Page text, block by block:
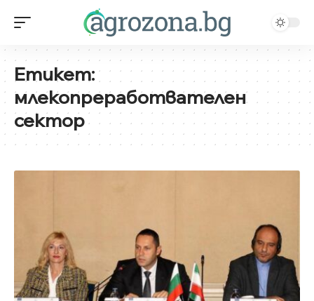
Етикет:
млекопреработвателен
сектор